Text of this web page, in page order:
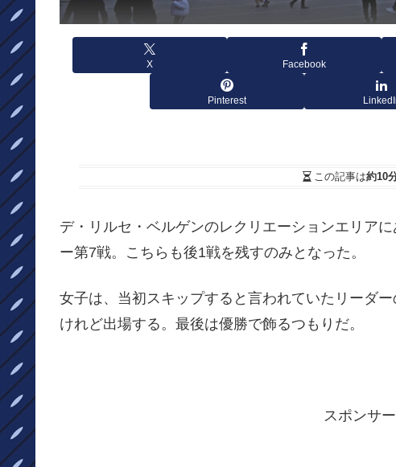
X Facebook
Pinterest
この記事は約10
デ・リルセ・ベルゲンのレクリエーションエリア
ー第7戦。こちらも後1戦を残すのみとなった。
女子は、当初スキップすると言われていたリーダ
けれど出場する。最後は優勝で飾るつもりだ。
スポンサ